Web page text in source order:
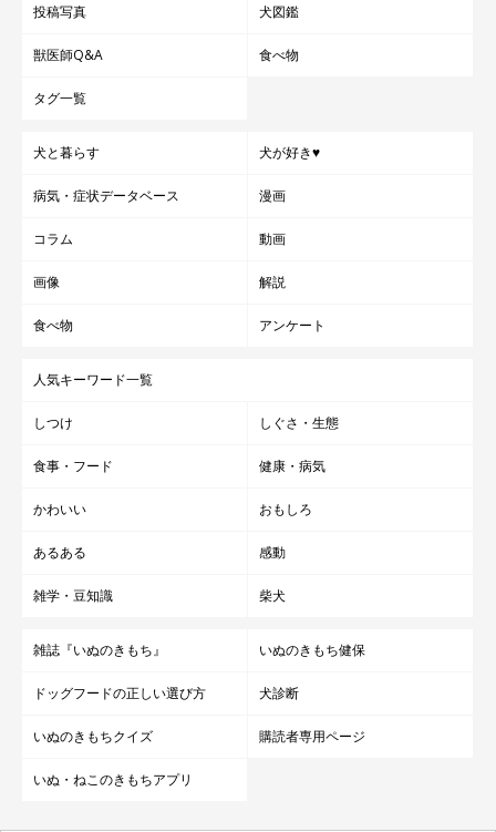
投稿写真 犬図鑑
獣医師Q&A 食べ物
タグ一覧
犬と暮らす 犬が好き♥
病気・症状データベース 漫画
コラム 動画
画像 解説
食べ物 アンケート
人気キーワード一覧
しつけ しぐさ・生態
食事・フード 健康・病気
かわいい おもしろ
あるある 感動
雑学・豆知識 柴犬
雑誌『いぬのきもち』 いぬのきもち健保
ドッグフードの正しい選び方 犬診断
いぬのきもちクイズ 購読者専用ページ
いぬ・ねこのきもちアプリ